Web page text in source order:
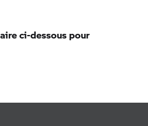
ci-dessous pour